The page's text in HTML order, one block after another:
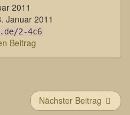
2011
Januar 2011
2-4c6
Beitrag
Nächster Beitrag